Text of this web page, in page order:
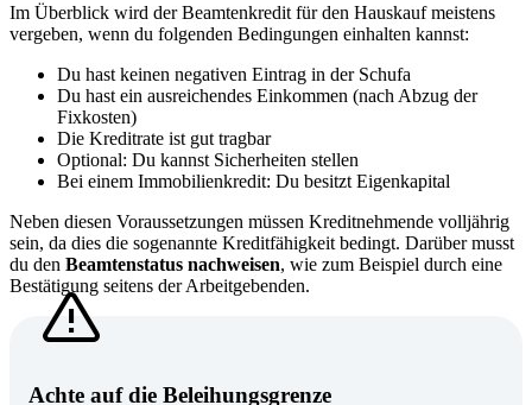
Im Überblick wird der Beamtenkredit für den Hauskauf meistens
vergeben, wenn du folgenden Bedingungen einhalten kannst:
Du hast keinen negativen Eintrag in der Schufa
Du hast ein ausreichendes Einkommen (nach Abzug der
Fixkosten)
Die Kreditrate ist gut tragbar
Optional: Du kannst Sicherheiten stellen
Bei einem Immobilienkredit: Du besitzt Eigenkapital
Neben diesen Voraussetzungen müssen Kreditnehmende volljährig
sein, da dies die sogenannte Kreditfähigkeit bedingt. Darüber musst
du den Beamtenstatus nachweisen, wie zum Beispiel durch eine
Bestätigung seitens der Arbeitgebenden.
Achte auf die Beleihungsgrenze